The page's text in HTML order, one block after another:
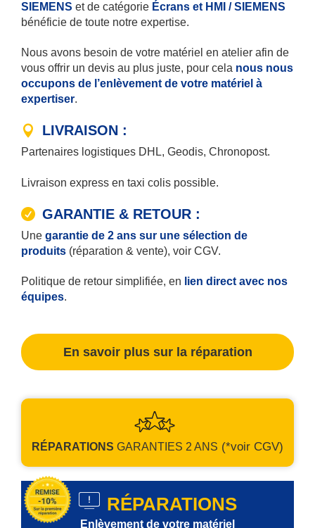
SIEMENS et de catégorie Écrans et HMI / SIEMENS
bénéficie de toute notre expertise.
Nous avons besoin de votre matériel en atelier afin de
vous offrir un devis au plus juste, pour cela nous nous
occupons de l’enlèvement de votre matériel à
expertiser.
LIVRAISON :
Partenaires logistiques DHL, Geodis, Chronopost.
Livraison express en taxi colis possible.
GARANTIE & RETOUR :
Une garantie de 2 ans sur une sélection de
produits (réparation & vente), voir CGV.
Politique de retour simplifiée, en lien direct avec nos
équipes.
En savoir plus sur la réparation
RÉPARATIONS GARANTIES 2 ANS (*voir CGV)
RÉPARATIONS
Enlèvement de votre matériel